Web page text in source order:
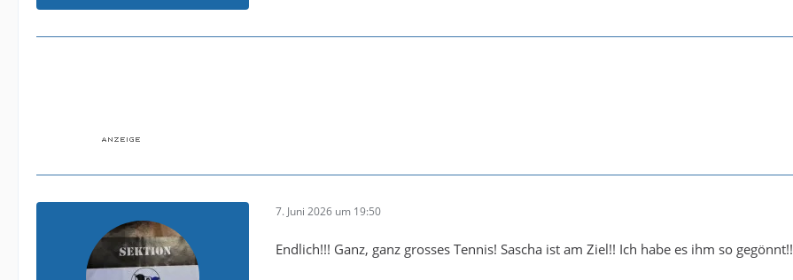
7. Juni 2026 um 19:50
Endlich!!! Ganz, ganz grosses Tennis! Sascha ist am Ziel!! Ich habe es ihm so gegönnt!!